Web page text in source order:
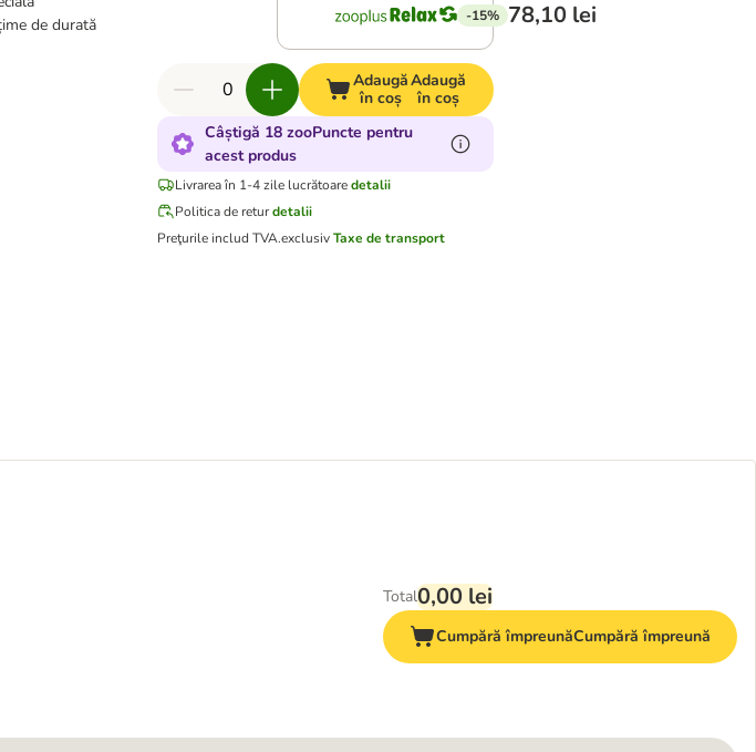
de durată
-15% 78,10 lei
Adaugă
în coș
Adaugă
în coș
Câștigă 18 zooPuncte pentru
acest produs
Livrarea în 1-4 zile lucrătoare detalii
Politica de retur detalii
Preţurile includ TVA.exclusivTaxe de transport
Total0,00 lei
Cumpără împreunăCumpără împreună